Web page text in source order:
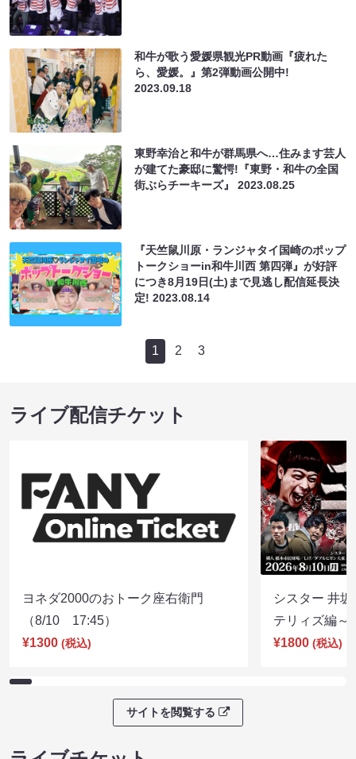
和牛が歌う愛媛県観光PR動画『疲れた
ら、愛媛。』第2弾動画公開中!
2023.09.18
東野幸治と和牛が群馬県へ…住みます芸人
が建てた豪邸に驚愕!『東野・和牛の全国
街ぶらチーキーズ』2023.08.25
『天竺鼠川原・ランジャタイ国崎のポップ
トークショーin和牛川西 第四弾』が好評
につき8月19日(土)まで見逃し配信延長決
定!2023.08.14
1 2 3
ライブ配信チケット
ヨネダ2000のおトーク座右衛門
（8/10 17:45）
¥1300 (税込)
シスター 井
テリィズ編
¥1800 (税込)
サイトを閲覧する